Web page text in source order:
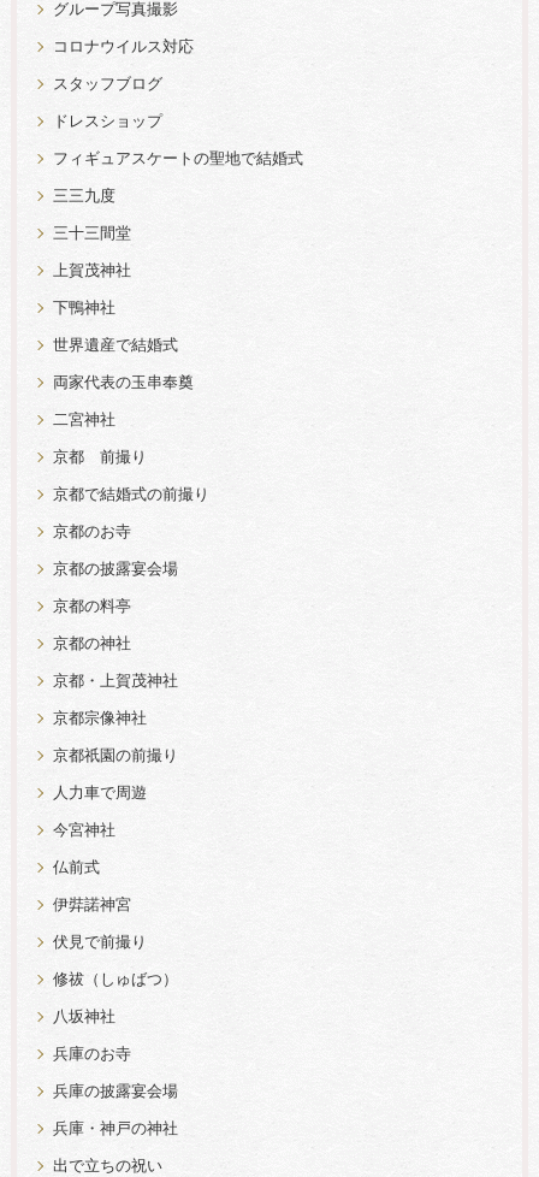
グループ写真撮影
コロナウイルス対応
スタッフブログ
ドレスショップ
フィギュアスケートの聖地で結婚式
三三九度
三十三間堂
上賀茂神社
下鴨神社
世界遺産で結婚式
両家代表の玉串奉奠
二宮神社
京都 前撮り
京都で結婚式の前撮り
京都のお寺
京都の披露宴会場
京都の料亭
京都の神社
京都・上賀茂神社
京都宗像神社
京都祇園の前撮り
人力車で周遊
今宮神社
仏前式
伊弉諾神宮
伏見で前撮り
修祓（しゅばつ）
八坂神社
兵庫のお寺
兵庫の披露宴会場
兵庫・神戸の神社
出で立ちの祝い